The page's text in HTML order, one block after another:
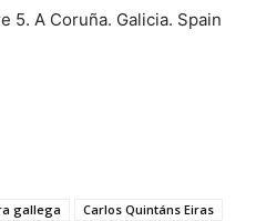
5. A Coruña. Galicia. Spain
gallega
Carlos Quintáns Eiras